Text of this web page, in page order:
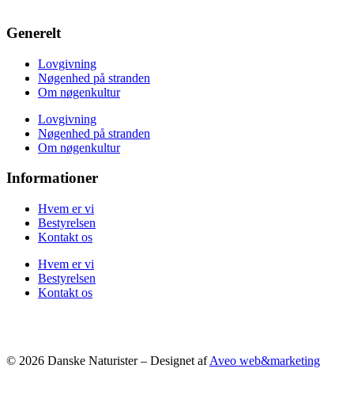
Generelt
Lovgivning
Nøgenhed på stranden
Om nøgenkultur
Lovgivning
Nøgenhed på stranden
Om nøgenkultur
Informationer
Hvem er vi
Bestyrelsen
Kontakt os
Hvem er vi
Bestyrelsen
Kontakt os
© 2026 Danske Naturister – Designet afAveo web&marketing